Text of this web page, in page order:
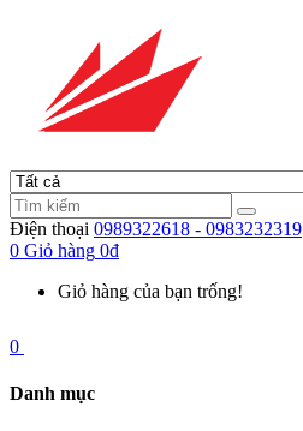
Điện thoại 0989322618 - 0983232319
0 Giỏ hàng 0đ
Giỏ hàng của bạn trống!
0
Danh mục